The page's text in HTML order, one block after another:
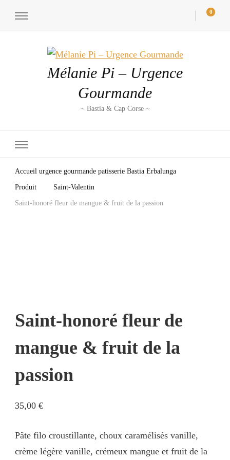
0
Mélanie Pi – Urgence
Gourmande
~ Bastia & Cap Corse ~
Accueil urgence gourmande patisserie Bastia Erbalunga
Produit Saint-Valentin
Saint-honoré fleur de mangue & fruit de la passion
Saint-honoré fleur de
mangue & fruit de la
passion
35,00 €
Pâte filo croustillante, choux caramélisés vanille,
crème légère vanille, crémeux mangue et fruit de la